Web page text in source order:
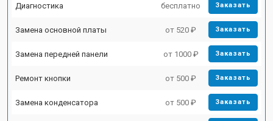
Диагностика бесплатно Заказать
Замена основной платы от 520 ₽ Заказать
Замена передней панели от 1000 ₽ Заказать
Ремонт кнопки от 500 ₽ Заказать
Замена конденсатора от 500 ₽ Заказать